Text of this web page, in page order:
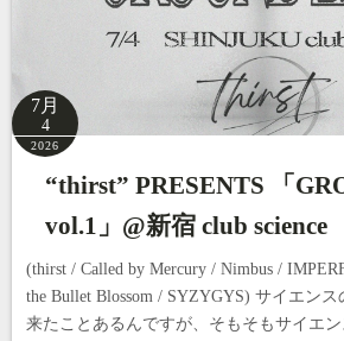
7月
4
2026
“thirst” PRESENTS 「
vol.1」@新宿 club science
(thirst / Called by Mercury / Nimbus /
the Bullet Blossom / SYZYGYS) サイエン
来たことあるんですが、そもそもサイエ